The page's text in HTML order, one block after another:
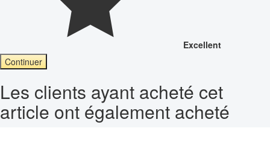
Excellent
Continuer
Les clients ayant acheté cet
article ont également acheté